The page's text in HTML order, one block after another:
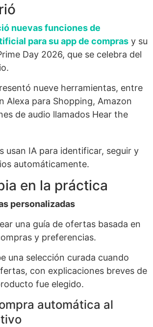
nuevas funciones de
para su app de compras y su
Day 2026, que se celebra del
nueve herramientas, entre
Alexa para Shopping, Amazon
de audio llamados Hear the
usan IA para identificar, seguir y
automáticamente.
en la práctica
personalizadas
una guía de ofertas basada en
y preferencias.
una selección curada cuando
con explicaciones breves de
fue elegido.
automática al